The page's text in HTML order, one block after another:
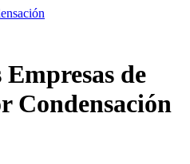
Empresas de
Condensación